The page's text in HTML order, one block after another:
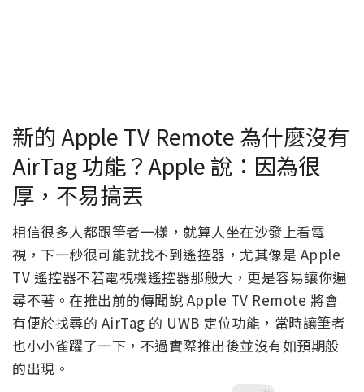
新的 Apple TV Remote 為什麼沒有
AirTag 功能？Apple 說：因為很
厚，不易搞丟
相信很多人都跟筆者一樣，就算人坐在沙發上看電
視，下一秒很可能就找不到遙控器，尤其像是 Apple
TV 遙控器不若電視機遙控器那般大，更是容易讓你遍
尋不著。在推出前的傳聞說 Apple TV Remote 將會
有便於找尋的 AirTag 的 UWB 定位功能，當時讓筆者
也小小雀躍了一下，不過實際推出後並沒有如預期般
的出現。